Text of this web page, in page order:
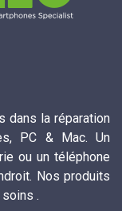
dans la réparation
PC & Mac. Un
ou un téléphone
Nos produits
.